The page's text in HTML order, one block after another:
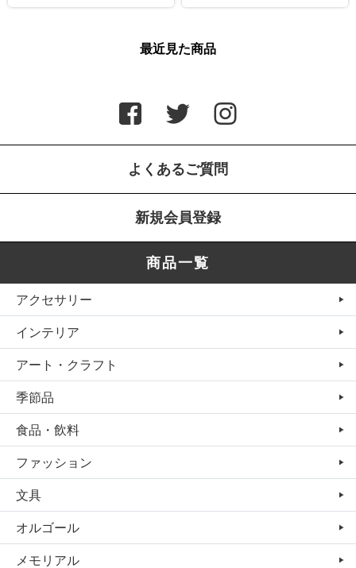
最近見た商品
よくあるご質問
新規会員登録
商品一覧
アクセサリー
インテリア
アート・クラフト
季節品
食品・飲料
ファッション
文具
オルゴール
メモリアル